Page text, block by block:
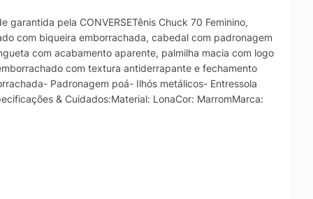
pela CONVERSETênis Chuck 70 Feminino,
com biqueira emborrachada, cabedal com padronagem
com acabamento aparente, palmilha macia com logo
com textura antiderrapante e fechamento
Padronagem poá- Ilhós metálicos- Entressola
& Cuidados:Material: LonaCor: MarromMarca: